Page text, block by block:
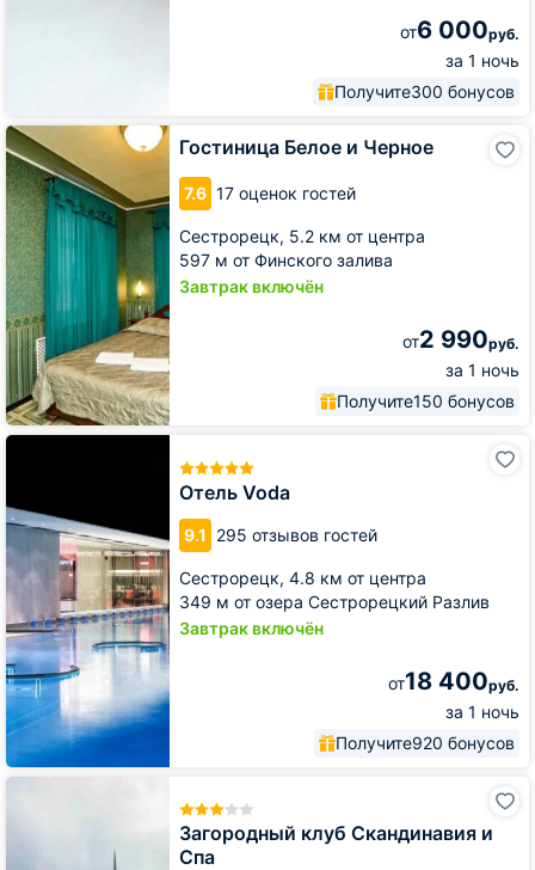
от6 000руб.
за 1 ночь
Получите300 бонусов
Гостиница Белое и Черное
7.6 17 оценок гостей
Сестрорецк, 5.2 км от центра
597 м от Финского залива
Завтрак включён
от2 990руб.
за 1 ночь
Получите150 бонусов
Гостиница
Белое
и
Черное
Отель Voda
9.1 295 отзывов гостей
Сестрорецк, 4.8 км от центра
349 м от озера Сестрорецкий Разлив
Завтрак включён
от18 400руб.
за 1 ночь
Получите920 бонусов
Отель
Загородный клуб Скандинавия и
Спа
Загородный